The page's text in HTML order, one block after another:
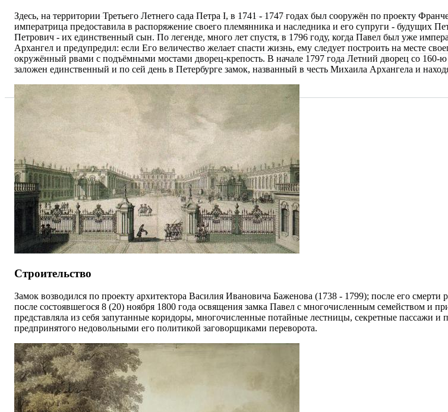
Здесь, на территории Третьего Летнего сада Петра I, в 1741 - 1747 годах был сооружён по проекту
императрица предоставила в распоряжение своего племянника и наследника и его супруги - будущих
Петрович - их единственный сын. По легенде, много лет спустя, в 1796 году, когда Павел был уже
Архангел и предупредил: если Его величество желает спасти жизнь, ему следует построить на месте
окружённый рвами с подъёмными мостами дворец-крепость. В начале 1797 года Летний дворец со
заложен единственный и по сей день в Петербурге замок, названный в честь Михаила Архангела и
Строительство
Замок возводился по проекту архитектора Василия Ивановича Баженова (1738 - 1799); после его
после состоявшегося 8 (20) ноября 1800 года освящения замка Павел с многочисленным семейством и
представляла из себя запутанные коридоры, многочисленные потайные лестницы, секретные пассажи
предпринятого недовольными его политикой заговорщиками переворота.